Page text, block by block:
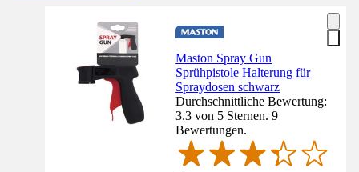
Maston Spray Gun
Sprühpistole Halterung für
Spraydosen schwarz
Durchschnittliche Bewertung:
3.3 von 5 Sternen. 9
Bewertungen.